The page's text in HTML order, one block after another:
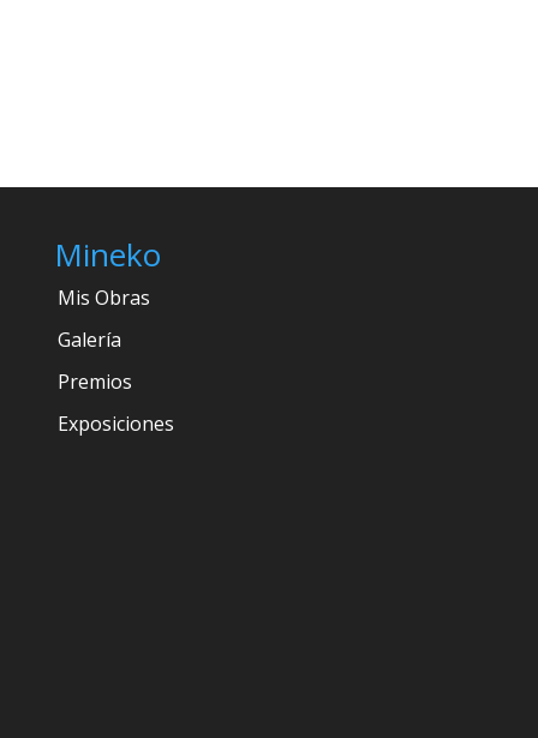
Mineko
Mis Obras
Galería
Premios
Exposiciones